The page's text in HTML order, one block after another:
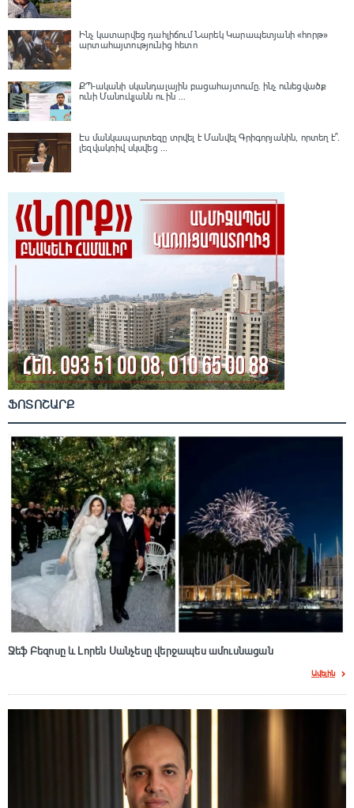
Ինչ կատարվեց դահլիճում Նարեկ Կարապետյանի «հորթ»
արտահայտությունից հետո
ՔՊ-ականի սկանդալային բացահայտումը․ ինչ ունեցվածք
ունի Մանուկյանն ու ին ...
Էս մանկապարտեզը տրվել է Մանվել Գրիգորյանին, որտեղ է՞․
լեզվակռիվ սկսվեց ...
ՖՈՏՈՇԱՐՔ
Ջեֆ Բեզոսը և Լորեն Սանչեսը վերջապես ամուսնացան
Ավելին